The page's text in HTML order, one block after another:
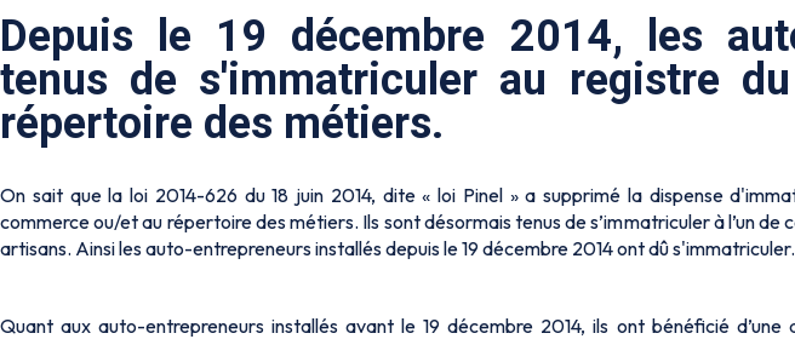
Depuis le 19 décembre 2014, les
tenus de s'immatriculer au registre
répertoire des métiers.
On sait que la loi 2014-626 du 18 juin 2014, dite « loi Pinel » a supprimé la dispense
commerce ou/et au répertoire des métiers. Ils sont désormais tenus de s’immatriculer à l’un de
artisans. Ainsi les auto-entrepreneurs installés depuis le 19 décembre 2014 ont dû s'immatriculer.
Quant aux auto-entrepreneurs installés avant le 19 décembre 2014, ils ont bénéficié